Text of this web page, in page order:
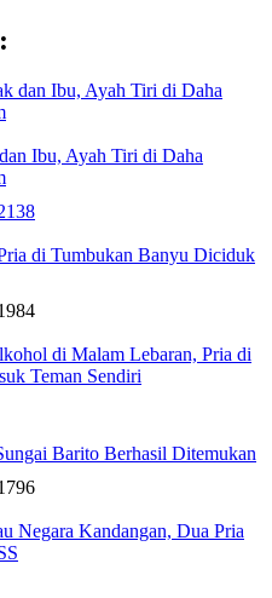
Ibu, Ayah Tiri di Daha
di Tumbukan Banyu Diciduk
di Malam Lebaran, Pria di
Teman Sendiri
Barito Berhasil Ditemukan
Negara Kandangan, Dua Pria